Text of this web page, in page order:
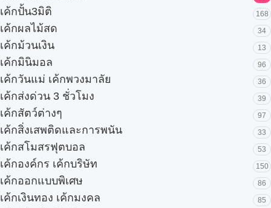
เค้กปั้น3มิติ 168
เค้กผลไม้สด 34
เค้กม้วนเงิน 13
เค้กมินิมอล 96
เค้กวันแม่ เค้กพวงมาลัย 36
เค้กส่งด่วน 3 ชั่วโมง 39
เค้กสัตว์ต่างๆ 97
เค้กสิ่งเสพติดและการพนัน 33
เค้กสโมสรฟุตบอล 53
เค้กองค์กร เค้กบริษัท 150
เค้กออกแบบพิเศษ 86
เค้กเงินทอง เค้กมงคล 85